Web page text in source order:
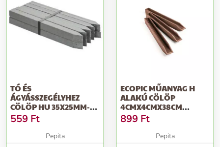
TÓ ÉS
ÁGYÁSSZEGÉLYHEZ
CÖLÖP HU 35X25MM-
37CM
559 Ft
Pepita
ECOPIC MŰANYAG H
ALAKÚ CÖLÖP
4CMX4CMX38CM
BARNA
899 Ft
Pepita